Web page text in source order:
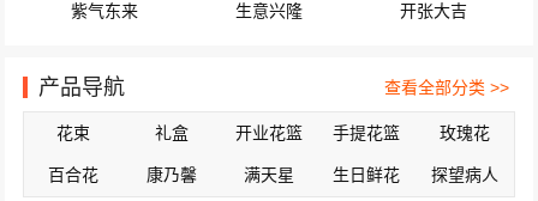
紫气东来 生意兴隆 开张大吉
产品导航 查看全部分类 >>
花束 礼盒 开业花篮 手提花篮 玫瑰花
百合花 康乃馨 满天星 生日鲜花 探望病人